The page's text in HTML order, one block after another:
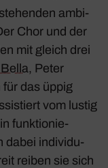
ambi­
Chor und der
mit gleich drei
, Peter
das üppig
vom lustig
funk­tio­nie­
dabei indi­vi­du­
reiben sie sich